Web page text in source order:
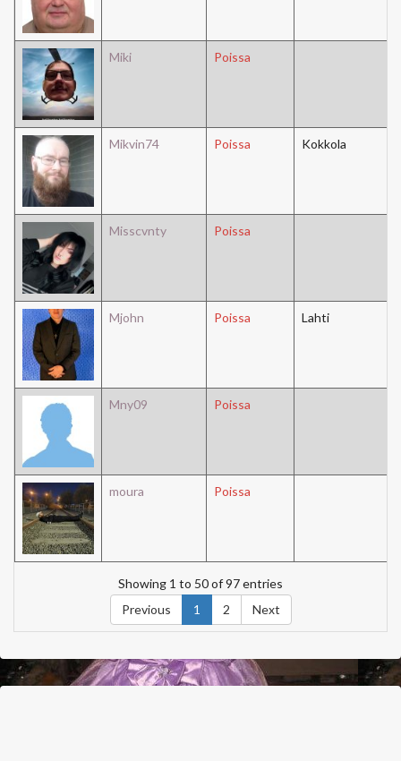
Miki Poissa
Mikvin74 Poissa Kokkola
Misscvnty Poissa
Mjohn Poissa Lahti
Mny09 Poissa
moura Poissa
Showing 1 to 50 of 97 entries
Previous
1 2 Next